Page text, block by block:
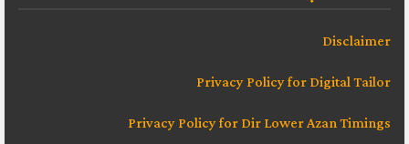
Disclaimer
Privacy Policy for Digital Tailor
Privacy Policy for Dir Lower Azan Timings